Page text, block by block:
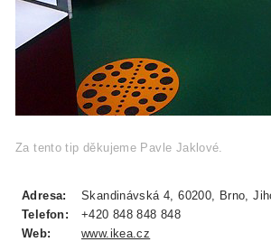
Za tento tip děkujeme Pavle Jaklové.
Adresa:
Skandinávská 4, 60200, Brno,
Telefon:
+420 848 848 848
Web:
www.ikea.cz